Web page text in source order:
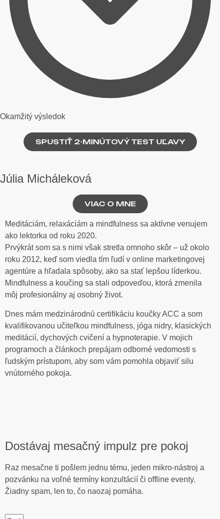
Okamžitý výsledok
SPUSTIŤ 2-MINÚTOVÝ TEST UĽAVY
Júlia Micháleková
VIAC O MNE
Meditáciám, relaxáciám a mindfulness sa aktívne venujem
ako lektorka od roku 2020.
Prvýkrát som sa s nimi však stretla omnoho skôr – už okolo
roku 2012, keď som viedla tím ľudí v online marketingovej
agentúre a hľadala spôsoby, ako sa stať lepšou líderkou.
Mindfulness a koučing sa stali odpoveďou, ktorá zmenila
môj profesionálny aj osobný život.
Dnes mám medzinárodnú certifikáciu koučky ACC a som
kvalifikovanou učiteľkou mindfulness, jóga nidry, klasických
meditácií, dychových cvičení a hypnoterapie. V mojich
programoch a článkoch prepájam odborné vedomosti s
ľudským prístupom, aby som vám pomohla objaviť silu
vnútorného pokoja.
Dostávaj mesačný impulz pre pokoj
Raz mesačne ti pošlem jednu tému, jeden mikro-nástroj a
pozvánku na voľné termíny konzultácií či offline eventy.
Žiadny spam, len to, čo naozaj pomáha.